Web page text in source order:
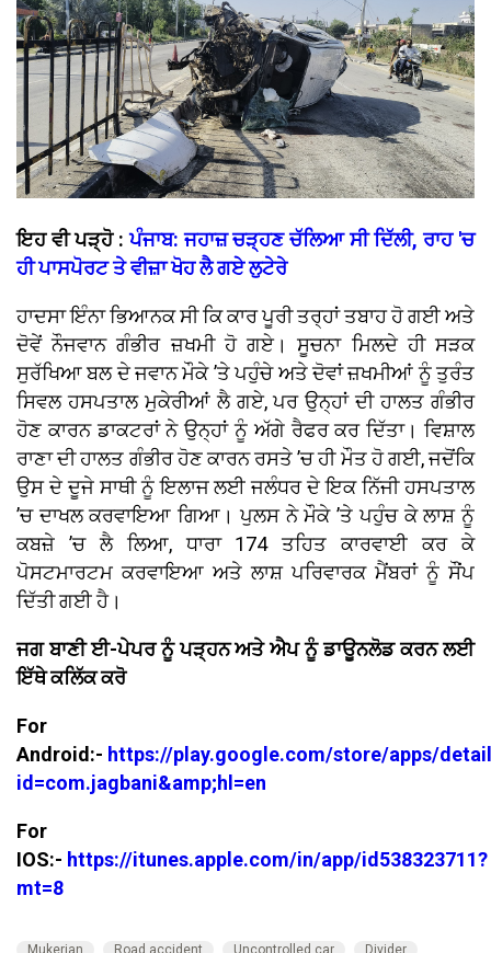
ਇਹ ਵੀ ਪੜ੍ਹੋ : ਪੰਜਾਬ: ਜਹਾਜ਼ ਚੜ੍ਹਣ ਚੱਲਿਆ ਸੀ ਦਿੱਲੀ, ਰਾਹ 'ਚ
ਹੀ ਪਾਸਪੋਰਟ ਤੇ ਵੀਜ਼ਾ ਖੋਹ ਲੈ ਗਏ ਲੁਟੇਰੇ
ਹਾਦਸਾ ਇੰਨਾ ਭਿਆਨਕ ਸੀ ਕਿ ਕਾਰ ਪੂਰੀ ਤਰ੍ਹਾਂ ਤਬਾਹ ਹੋ ਗਈ ਅਤੇ
ਦੋਵੇਂ ਨੌਜਵਾਨ ਗੰਭੀਰ ਜ਼ਖਮੀ ਹੋ ਗਏ। ਸੂਚਨਾ ਮਿਲਦੇ ਹੀ ਸੜਕ
ਸੁਰੱਖਿਆ ਬਲ ਦੇ ਜਵਾਨ ਮੌਕੇ ’ਤੇ ਪਹੁੰਚੇ ਅਤੇ ਦੋਵਾਂ ਜ਼ਖਮੀਆਂ ਨੂੰ ਤੁਰੰਤ
ਸਿਵਲ ਹਸਪਤਾਲ ਮੁਕੇਰੀਆਂ ਲੈ ਗਏ, ਪਰ ਉਨ੍ਹਾਂ ਦੀ ਹਾਲਤ ਗੰਭੀਰ
ਹੋਣ ਕਾਰਨ ਡਾਕਟਰਾਂ ਨੇ ਉਨ੍ਹਾਂ ਨੂੰ ਅੱਗੇ ਰੈਫਰ ਕਰ ਦਿੱਤਾ। ਵਿਸ਼ਾਲ
ਰਾਣਾ ਦੀ ਹਾਲਤ ਗੰਭੀਰ ਹੋਣ ਕਾਰਨ ਰਸਤੇ ’ਚ ਹੀ ਮੌਤ ਹੋ ਗਈ, ਜਦੋਂਕਿ
ਉਸ ਦੇ ਦੂਜੇ ਸਾਥੀ ਨੂੰ ਇਲਾਜ ਲਈ ਜਲੰਧਰ ਦੇ ਇਕ ਨਿੱਜੀ ਹਸਪਤਾਲ
’ਚ ਦਾਖਲ ਕਰਵਾਇਆ ਗਿਆ। ਪੁਲਸ ਨੇ ਮੌਕੇ ’ਤੇ ਪਹੁੰਚ ਕੇ ਲਾਸ਼ ਨੂੰ
ਕਬਜ਼ੇ ’ਚ ਲੈ ਲਿਆ, ਧਾਰਾ 174 ਤਹਿਤ ਕਾਰਵਾਈ ਕਰ ਕੇ
ਪੋਸਟਮਾਰਟਮ ਕਰਵਾਇਆ ਅਤੇ ਲਾਸ਼ ਪਰਿਵਾਰਕ ਮੈਂਬਰਾਂ ਨੂੰ ਸੌਂਪ
ਦਿੱਤੀ ਗਈ ਹੈ।
ਜਗ ਬਾਣੀ ਈ-ਪੇਪਰ ਨੂੰ ਪੜ੍ਹਨ ਅਤੇ ਐਪ ਨੂੰ ਡਾਊਨਲੋਡ ਕਰਨ ਲਈ
ਇੱਥੇ ਕਲਿੱਕ ਕਰੋ
For
Android:- https://play.google.com/store/apps/
id=com.jagbani&amp;hl=en
For
IOS:- https://itunes.apple.com/in/app/id538323711?
mt=8
Mukerian Road accident Uncontrolled car Divider